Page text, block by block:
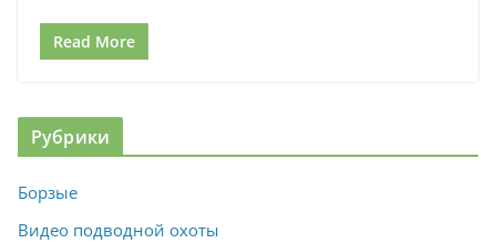
Read More
Рубрики
Борзые
Видео подводной охоты